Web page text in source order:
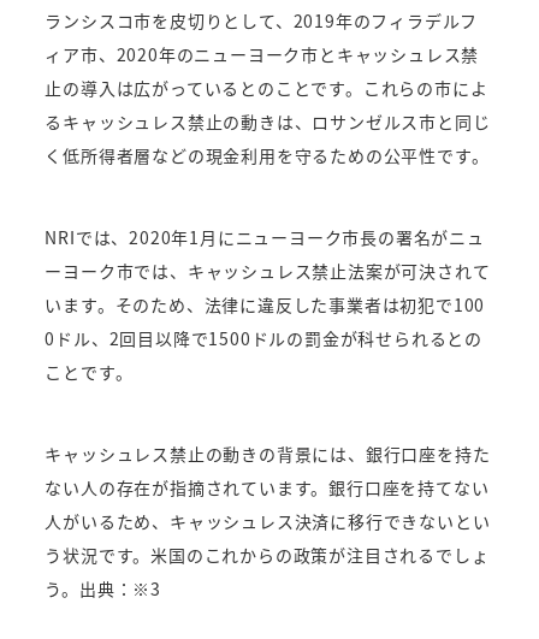
ランシスコ市を皮切りとして、2019年のフィラデルフ
ィア市、2020年のニューヨーク市とキャッシュレス禁
止の導入は広がっているとのことです。これらの市によ
るキャッシュレス禁止の動きは、ロサンゼルス市と同じ
く低所得者層などの現金利用を守るための公平性です。
NRIでは、2020年1月にニューヨーク市長の署名がニュ
ーヨーク市では、キャッシュレス禁止法案が可決されて
います。そのため、法律に違反した事業者は初犯で100
0ドル、2回目以降で1500ドルの罰金が科せられるとの
ことです。
キャッシュレス禁止の動きの背景には、銀行口座を持た
ない人の存在が指摘されています。銀行口座を持てない
人がいるため、キャッシュレス決済に移行できないとい
う状況です。米国のこれからの政策が注目されるでしょ
う。出典：※3